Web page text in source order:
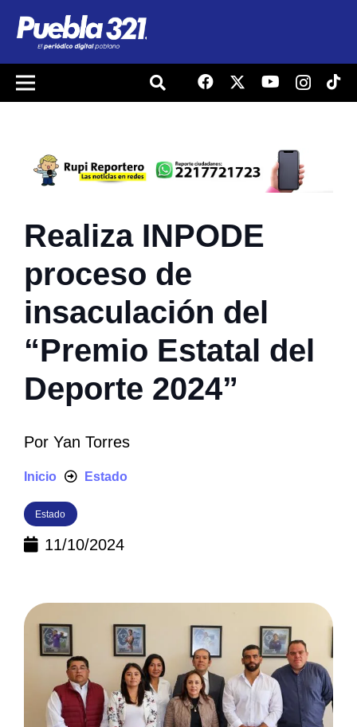
Realiza INPODE
proceso de
insaculación del
“Premio Estatal del
Deporte 2024”
Por Yan Torres
Inicio Estado
Estado
11/10/2024